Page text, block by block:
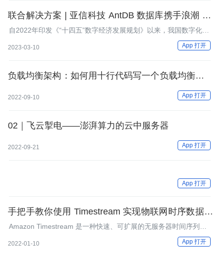
联合解决方案 | 亚信科技 AntDB 数据库携手浪潮 K1
Power 赋能关键行业数字化转型，助力新基建
自2022年印发《“十四五”数字经济发展规划》以来，我国数字化发
展进入快车道。数据库作为数据存储与计算的基础软件，对筑牢数
字经济底座至关重要。服务器是承载数据的重要载体，在数据库性
联系也
2023-03-10 App 打开
负载均衡架构：如何用十行代码写一个负载均衡服务
2022-09-10 App 打开
02｜飞云掣电——澎湃算力的云中服务器
2022-09-21 App 打开
App 打开
手把手教你使用 Timestream 实现物联网时序数据存
储和分析！
Amazon Timestream 是一种快速、可扩展的无服务器时间序列数
据库服务，适用于物联网和运营应用程序，使用该服务每天可以轻
松存储和分析数万亿个事件，速度提高了 1000 倍，而成本仅为关
2022-01-10 App 打开